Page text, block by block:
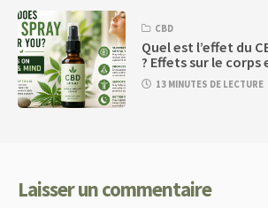
CBD
Quel est l’effet du
? Effets sur le corps
13 MINUTES DE LECTURE
Laisser un commentaire